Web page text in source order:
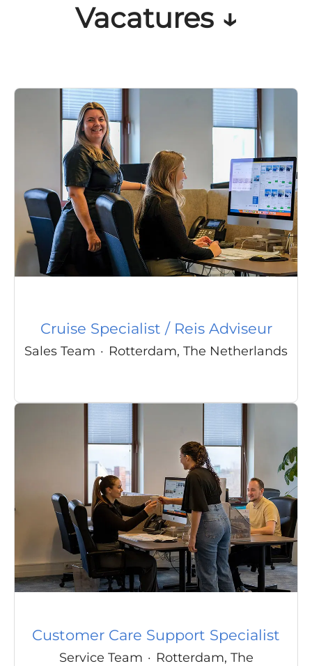
Vacatures ↓
Cruise Specialist / Reis Adviseur
Sales Team · Rotterdam, The Netherlands
Customer Care Support Specialist
Service Team · Rotterdam, The